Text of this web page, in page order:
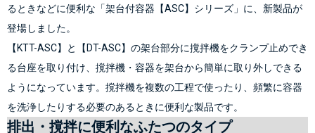
るときなどに便利な「架台付容器【ASC】シリーズ」に、新製品が
登場しました。
【KTT-ASC】
と 【DT-ASC】 の架台部分に撹拌機をクランプ止めでき
る台座を取り付け、撹拌機・容器を架台から簡単に取り外しできる
ようになっています。撹拌機を複数の工程で使ったり、頻繁に容器
を洗浄したりする必要のあるときに便利な製品です。
排出・撹拌に便利なふたつのタイプ